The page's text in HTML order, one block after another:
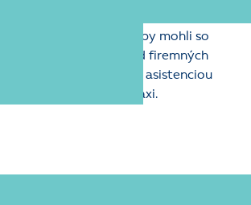
zamestnancov, aby mohli so
zaistiť plynulý chod firemných
nasadení počítame aj s asistenciou
systému v praxi.